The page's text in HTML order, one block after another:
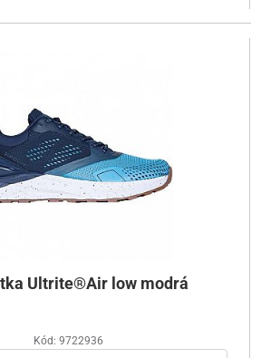
Ultrite®Air low modrá
Kód: 9722936